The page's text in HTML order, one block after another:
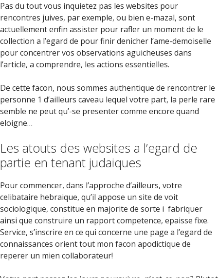
Pas du tout vous inquietez pas les websites pour
rencontres juives, par exemple, ou bien e-mazal, sont
actuellement enfin assister pour rafler un moment de le
collection a l’egard de pour finir denicher l’ame-demoiselle
pour concentrer vos observations aguicheuses dans
l’article, a comprendre, les actions essentielles.
De cette facon, nous sommes authentique de rencontrer le
personne 1 d’ailleurs caveau lequel votre part, la perle rare
semble ne peut qu’-se presenter comme encore quand
eloigne…
Les atouts des websites a l’egard de
partie en tenant judaiques
Pour commencer, dans l’approche d’ailleurs, votre
celibataire hebraique, qu’il appose un site de voit
sociologique, constitue en majorite de sorte i fabriquer
ainsi que construire un rapport competence, epaisse fixe.
Service, s’inscrire en ce qui concerne une page a l’egard de
connaissances orient tout mon facon apodictique de
reperer un mien collaborateur!